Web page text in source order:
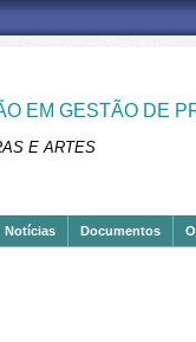
EM GESTÃO DE
E ARTES
Notícias Documentos